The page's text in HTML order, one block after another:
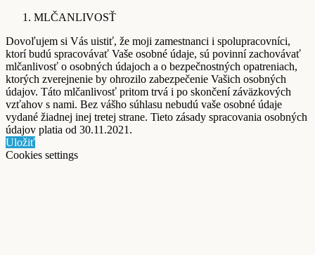
MLČANLIVOSŤ
Dovoľujem si Vás uistiť, že moji zamestnanci i spolupracovníci,
ktorí budú spracovávať Vaše osobné údaje, sú povinní zachovávať
mlčanlivosť o osobných údajoch a o bezpečnostných opatreniach,
ktorých zverejnenie by ohrozilo zabezpečenie Vašich osobných
údajov. Táto mlčanlivosť pritom trvá i po skončení záväzkových
vzťahov s nami. Bez vášho súhlasu nebudú vaše osobné údaje
vydané žiadnej inej tretej strane. Tieto zásady spracovania osobných
údajov platia od 30.11.2021.
Uložiť
Cookies settings